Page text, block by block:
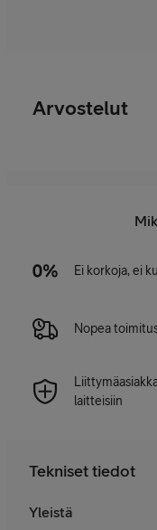
Arvostelut
Ei korkoja, ei
Nopea
laitteisiin
Tekniset tiedot
Yleistä